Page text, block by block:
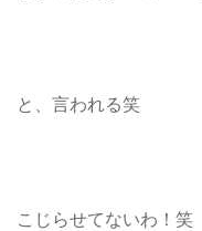
と、言われる笑
こじらせてないわ！笑